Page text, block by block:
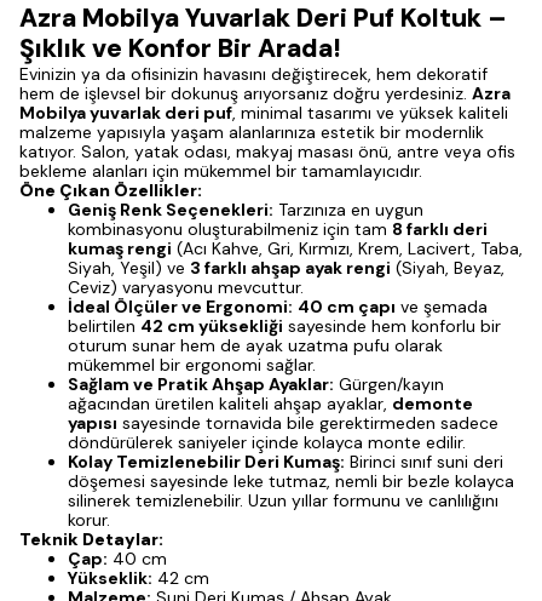
Azra Mobilya Yuvarlak Deri Puf Koltuk –
Şıklık ve Konfor Bir Arada!
Evinizin ya da ofisinizin havasını değiştirecek, hem dekoratif
hem de işlevsel bir dokunuş arıyorsanız doğru yerdesiniz. Azra
Mobilya yuvarlak deri puf, minimal tasarımı ve yüksek kaliteli
malzeme yapısıyla yaşam alanlarınıza estetik bir modernlik
katıyor. Salon, yatak odası, makyaj masası önü, antre veya ofis
bekleme alanları için mükemmel bir tamamlayıcıdır.
Öne Çıkan Özellikler:
Geniş Renk Seçenekleri: Tarzınıza en uygun
kombinasyonu oluşturabilmeniz için tam 8 farklı deri
kumaş rengi (Acı Kahve, Gri, Kırmızı, Krem, Lacivert, Taba,
Siyah, Yeşil) ve 3 farklı ahşap ayak rengi (Siyah, Beyaz,
Ceviz) varyasyonu mevcuttur.
İdeal Ölçüler ve Ergonomi: 40 cm çapı ve şemada
belirtilen 42 cm yüksekliği sayesinde hem konforlu bir
oturum sunar hem de ayak uzatma pufu olarak
mükemmel bir ergonomi sağlar.
Sağlam ve Pratik Ahşap Ayaklar: Gürgen/kayın
ağacından üretilen kaliteli ahşap ayaklar, demonte
yapısı sayesinde tornavida bile gerektirmeden sadece
döndürülerek saniyeler içinde kolayca monte edilir.
Kolay Temizlenebilir Deri Kumaş: Birinci sınıf suni deri
döşemesi sayesinde leke tutmaz, nemli bir bezle kolayca
silinerek temizlenebilir. Uzun yıllar formunu ve canlılığını
korur.
Teknik Detaylar:
Çap: 40 cm
Yükseklik: 42 cm